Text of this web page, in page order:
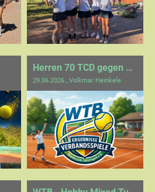
Herren 70 TCD gegen Holzgerlingen
29.06.2026 , Volkmar Heinkele